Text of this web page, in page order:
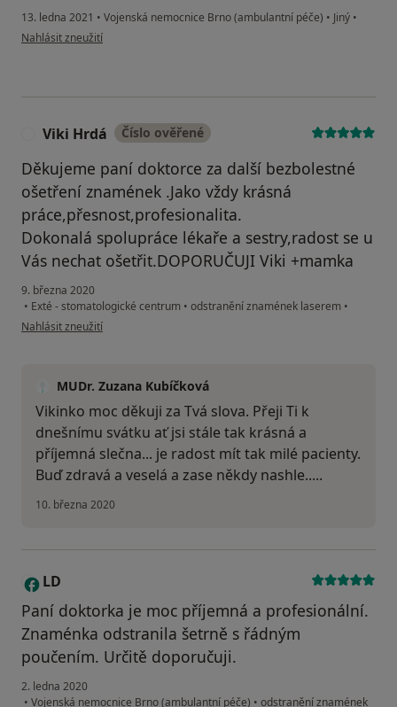
13. ledna 2021 • Vojenská nemocnice Brno (ambulantní péče) • Jiný •
podle názoru uživatele Lucie R.
Nahlásit zneužití
Viki Hrdá Číslo ověřené
Děkujeme paní doktorce za další bezbolestné
ošetření znamének .Jako vždy krásná
práce,přesnost,profesionalita.
Dokonalá spolupráce lékaře a sestry,radost se u
Vás nechat ošetřit.DOPORUČUJI Viki +mamka
9. března 2020
• Exté - stomatologické centrum • odstranění znamének laserem •
podle názoru uživatele Viki Hrdá
Nahlásit zneužití
MUDr. Zuzana Kubíčková
Vikinko moc děkuji za Tvá slova. Přeji Ti k
dnešnímu svátku ať jsi stále tak krásná a
příjemná slečna... je radost mít tak milé pacienty.
Buď zdravá a veselá a zase někdy nashle.....
10. března 2020
L LD
Paní doktorka je moc příjemná a profesionální.
Znaménka odstranila šetrně s řádným
poučením. Určitě doporučuji.
2. ledna 2020
• Vojenská nemocnice Brno (ambulantní péče) • odstranění znamének